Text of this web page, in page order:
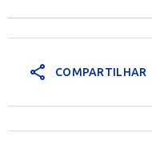
share COMPARTILHAR